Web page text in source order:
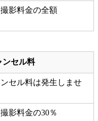
影料金の全額
ンセル料
セル料は発生しませ
影料金の30％